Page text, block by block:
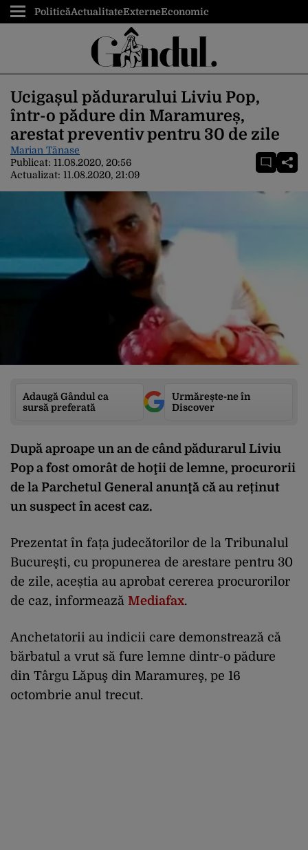
PoliticăActualitateExterneEconomic
Ucigașul pădurarului Liviu Pop,
într-o pădure din Maramureș,
arestat preventiv pentru 30 de zile
Marian Tănase
Publicat: 11.08.2020, 20:56
Actualizat: 11.08.2020, 21:09
Adaugă Gândul ca
sursă preferată
Urmărește-ne în
Discover
După aproape un an de când pădurarul Liviu
Pop a fost omorât de hoţii de lemne, procurorii
de la Parchetul General anunţă că au reținut
un suspect în acest caz.
Prezentat în fața judecătorilor de la Tribunalul
Bucureşti, cu propunerea de arestare pentru 30
de zile, aceștia au aprobat cererea procurorilor
de caz, informează Mediafax.
Anchetatorii au indicii care demonstrează că
bărbatul a vrut să fure lemne dintr-o pădure
din Târgu Lăpuş din Maramureş, pe 16
octombrie anul trecut.